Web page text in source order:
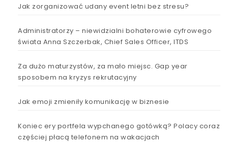
Jak zorganizować udany event letni bez stresu?
Administratorzy – niewidzialni bohaterowie cyfrowego
świata Anna Szczerbak, Chief Sales Officer, ITDS
Za dużo maturzystów, za mało miejsc. Gap year
sposobem na kryzys rekrutacyjny
Jak emoji zmieniły komunikację w biznesie
Koniec ery portfela wypchanego gotówką? Polacy coraz
częściej płacą telefonem na wakacjach